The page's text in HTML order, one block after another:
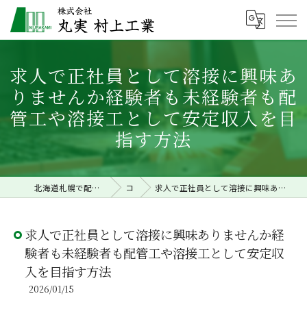
求人で正社員として溶接に興味あ
りませんか経験者も未経験者も配
管工や溶接工として安定収入を目
指す方法
北海道札幌で配管工事の求人なら株式会社丸実村上工業 コラム 求人で正社員として溶接に興味ありませんか経験者も未経験者も配管工や溶接工として安定収入を目指す方法
求人で正社員として溶接に興味ありませんか経
験者も未経験者も配管工や溶接工として安定収
入を目指す方法
2026/01/15